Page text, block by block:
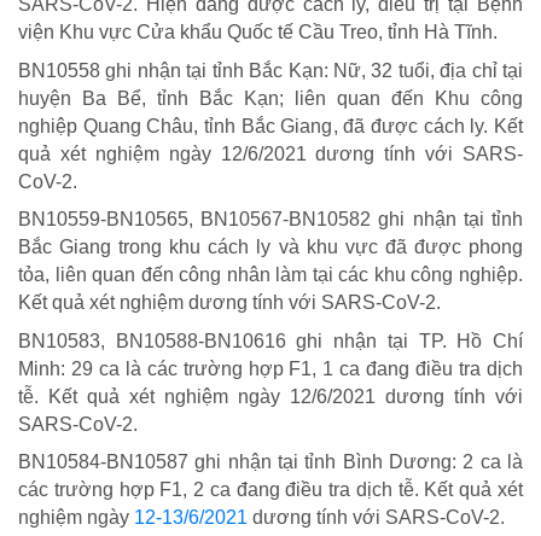
Bảo hiểm xã hội - Bảo hiểm y tế
Y tế và sức khỏe
SARS-CoV-2. Hiện đang được cách ly, điều trị tại Bệnh
viện Khu vực Cửa khẩu Quốc tế Cầu Treo, tỉnh Hà Tĩnh.
BN10558 ghi nhận tại tỉnh Bắc Kạn: Nữ, 32 tuổi, địa chỉ tại
huyện Ba Bể, tỉnh Bắc Kạn; liên quan đến Khu công
nghiệp Quang Châu, tỉnh Bắc Giang, đã được cách ly. Kết
quả xét nghiệm ngày 12/6/2021 dương tính với SARS-
CoV-2.
BN10559-BN10565, BN10567-BN10582 ghi nhận tại tỉnh
Bắc Giang trong khu cách ly và khu vực đã được phong
tỏa, liên quan đến công nhân làm tại các khu công nghiệp.
Kết quả xét nghiệm dương tính với SARS-CoV-2.
BN10583, BN10588-BN10616 ghi nhận tại TP. Hồ Chí
Minh: 29 ca là các trường hợp F1, 1 ca đang điều tra dịch
tễ. Kết quả xét nghiệm ngày 12/6/2021 dương tính với
SARS-CoV-2.
BN10584-BN10587 ghi nhận tại tỉnh Bình Dương: 2 ca là
các trường hợp F1, 2 ca đang điều tra dịch tễ. Kết quả xét
nghiệm ngày 12-13/6/2021 dương tính với SARS-CoV-2.